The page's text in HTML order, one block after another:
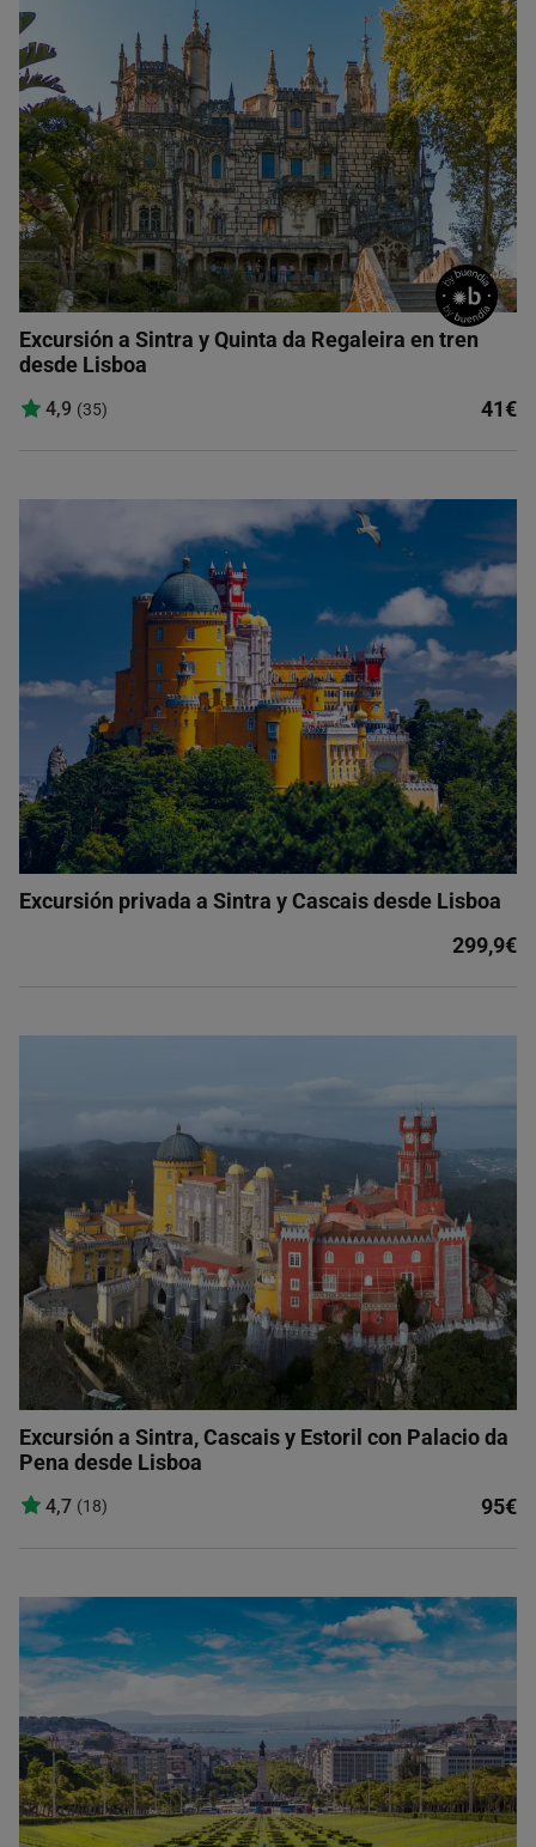
Excursión a Sintra y Quinta da Regaleira en tren
desde Lisboa
4,9 (35) 41€
Excursión privada a Sintra y Cascais desde Lisboa
299,9€
Excursión a Sintra, Cascais y Estoril con Palacio da
Pena desde Lisboa
4,7 (18) 95€